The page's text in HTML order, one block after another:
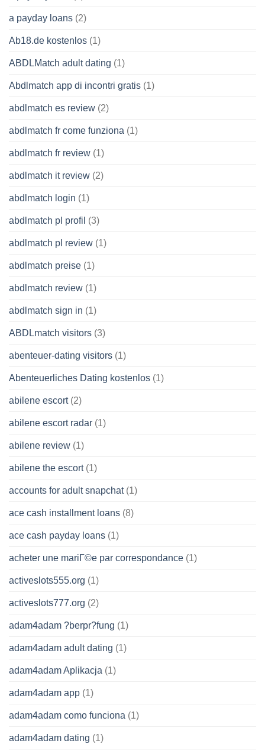
a payday loans (2)
Ab18.de kostenlos (1)
ABDLMatch adult dating (1)
Abdlmatch app di incontri gratis (1)
abdlmatch es review (2)
abdlmatch fr come funziona (1)
abdlmatch fr review (1)
abdlmatch it review (2)
abdlmatch login (1)
abdlmatch pl profil (3)
abdlmatch pl review (1)
abdlmatch preise (1)
abdlmatch review (1)
abdlmatch sign in (1)
ABDLmatch visitors (3)
abenteuer-dating visitors (1)
Abenteuerliches Dating kostenlos (1)
abilene escort(2)
abilene escort radar (1)
abilene review (1)
abilene the escort(1)
accounts for adult snapchat(1)
ace cash installment loans (8)
ace cash payday loans (1)
acheter une mariГ©e par correspondance (1)
activeslots555.org (1)
activeslots777.org (2)
adam4adam ?berpr?fung (1)
adam4adam adult dating (1)
adam4adam Aplikacja (1)
adam4adam app (1)
adam4adam como funciona (1)
adam4adam dating (1)